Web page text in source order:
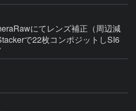
にてレンズ補正（周辺減
で22枚コンポジットしSI6